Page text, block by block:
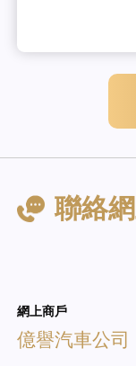
聯絡
網上商戶
億譽汽車公司